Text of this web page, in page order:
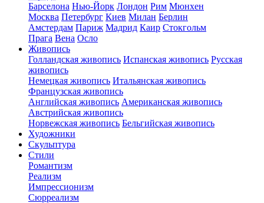
Барселона Нью-Йорк Лондон Рим Мюнхен
Москва Петербург Киев Милан Берлин
Амстердам Париж Мадрид Каир Стокгольм
Прага Вена Осло
Живопись
Голландская живопись Испанская живопись Русская
живопись
Немецкая живопись Итальянская живопись
Французская живопись
Английская живопись Американская живопись
Австрийская живопись
Норвежская живопись Бельгийская живопись
Художники
Скульптура
Стили
Романтизм
Реализм
Импрессионизм
Сюрреализм